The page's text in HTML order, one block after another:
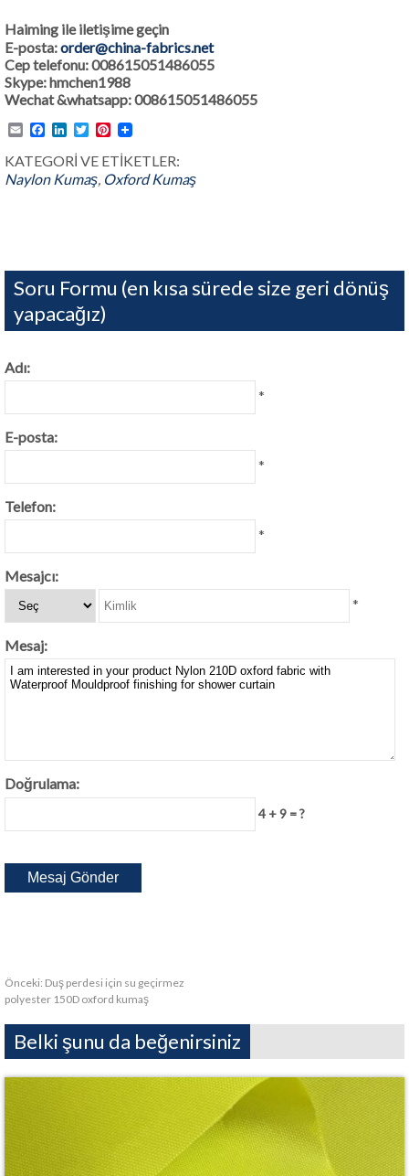
Haiming ile iletişime geçin
E-posta:order@china-fabrics.net
Cep telefonu: 008615051486055
Skype: hmchen1988
Wechat &whatsapp: 008615051486055
EmailFacebook
LinkedIn
TwitterPinterest
KATEGORİ VE ETİKETLER:
Naylon Kumaş, Oxford Kumaş
Soru Formu (en kısa sürede size geri dönüş
yapacağız)
Adı:
*
E-posta:
*
Telefon:
*
Mesajcı:
*
Mesaj:
Doğrulama:
4 + 9 = ?
Önceki: Duş perdesi için su geçirmez
polyester 150D oxford kumaş
Belki şunu da beğenirsiniz